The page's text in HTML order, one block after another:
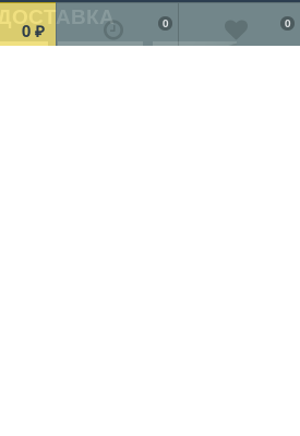
0 ₽
0
0
ДОСТАВКА